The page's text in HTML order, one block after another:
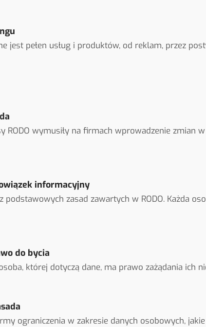
jest pełen usług i produktów, od reklam, przez
RODO wymusiły na firmach wprowadzenie zmian
informacyjny
zasad zawartych w RODO. Każda
do bycia
której dotyczą dane, ma prawo zażądania ich
ograniczenia w zakresie danych osobowych,